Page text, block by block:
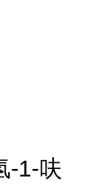
-1-呋